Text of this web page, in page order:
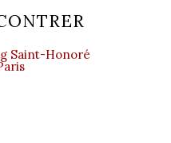
Saint-Honoré